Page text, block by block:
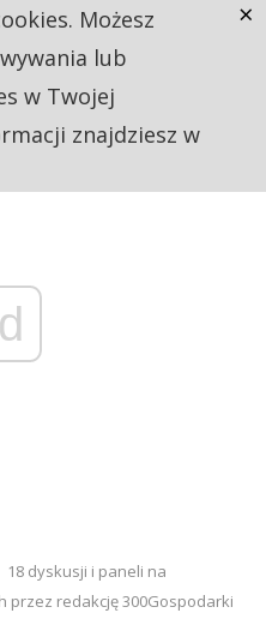
18 dyskusji i paneli na
przez redakcję 300Gospodarki
Możesz
lub
w Twojej
znajdziesz w
×